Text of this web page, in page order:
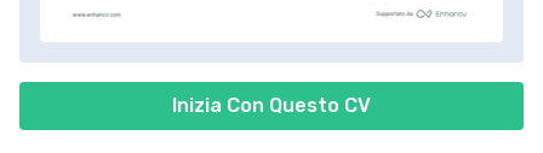
Inizia Con Questo CV